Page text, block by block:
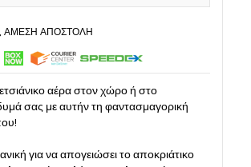
ΑΜΕΣΗ ΑΠΟΣΤΟΛΗ
αέρα στον χώρο ή στο
σας με αυτήν τη φαντασμαγορική
για να απογειώσει το αποκριάτικο